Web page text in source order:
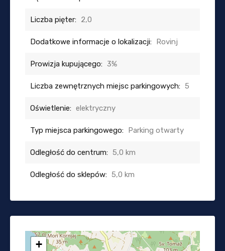
Liczba pięter: 2,0
Dodatkowe informacje o lokalizacji: Rovinj
Prowizja kupującego: 3%
Liczba zewnętrznych miejsc parkingowych: 5
Oświetlenie: elektryczny
Typ miejsca parkingowego: Parking otwarty
Odległość do centrum: 5,0 km
Odległość do sklepów: 5,0 km
+